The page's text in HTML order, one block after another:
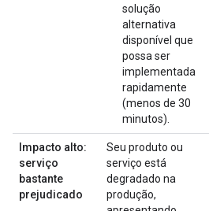
solução
alternativa
disponível que
possa ser
implementada
rapidamente
(menos de 30
minutos).
Impacto alto:
serviço
bastante
prejudicado
Seu produto ou
serviço está
degradado na
produção,